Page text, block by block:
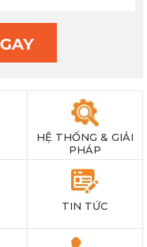
HỆ THỐNG & GIẢI
PHÁP
TIN TỨC